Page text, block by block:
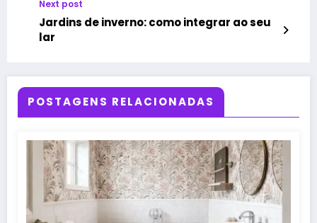
Next post
Jardins de inverno: como integrar ao seu
lar
POSTAGENS RELACIONADAS